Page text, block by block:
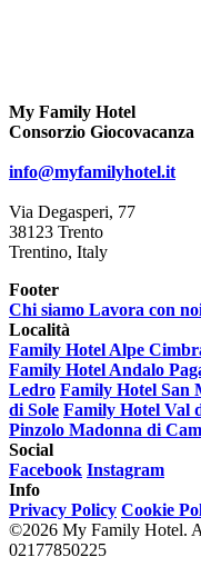
My Family Hotel
Consorzio Giocovacanza
info@myfamilyhotel.it
Via Degasperi, 77
38123 Trento
Trentino, Italy
Footer
Chi siamo Lavora con
Località
Family Hotel Alpe
Family Hotel Andalo
Ledro Family Hotel San
di Sole Family Hotel Val
Pinzolo Madonna di
Social
Facebook Instagram
Info
Privacy Policy Cookie
©2026 My Family Hotel.
02177850225